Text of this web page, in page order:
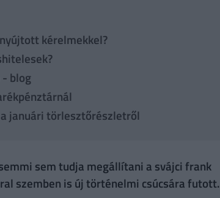
kérelmekkel?
blog
januári törlesztőrészletről
sem tudja megállítani a svájci frank
szemben is új történelmi csúcsára futott.